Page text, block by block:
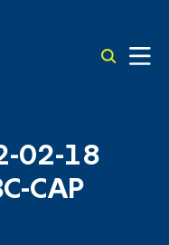
02-18
CAP